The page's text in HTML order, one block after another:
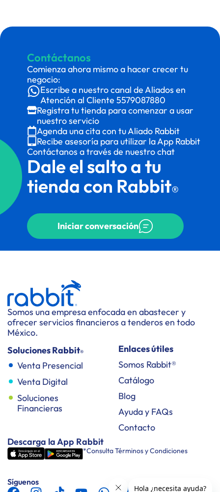
Contáctanos
Comienza ahora mismo a hacer crecer tu
negocio:
Escribe a nuestro canal de Aliados en
Atención al Cliente 5579087880
Registra tu tienda para comenzar a usar
nuestro servicio
Agenda una cita con tu Aliado Rabbit
Recibe asesoría para utilizar la App Rabbit
Contáctanos a través de nuestro chat
Dale el salto a tu
tienda con Rabbit®
Iniciar conversación
Somos una empresa enfocada en abastecer y
ofrecer servicios financieros a tenderos en todo
México.
Soluciones Rabbit®
Venta Presencial
Venta Digital
Soluciones
Financieras
Enlaces útiles
Somos Rabbit®
Catálogo
Blog
Ayuda y FAQs
Contacto
Descarga la App Rabbit
*Consulta Términos y Condiciones
Síguenos